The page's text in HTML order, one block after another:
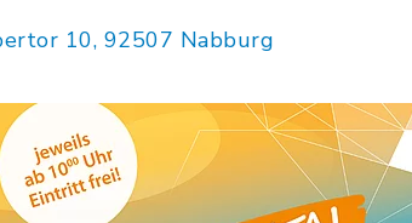
10, 92507 Nabburg